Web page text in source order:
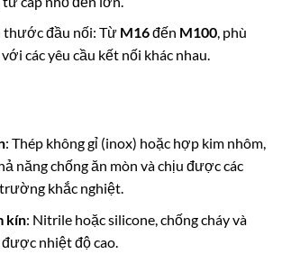
thước đầu nối: Từ M16đến M100, phù
các yêu cầu kết nối khác nhau.
: Thép không gỉ (inox) hoặc hợp kim nhôm,
năng chống ăn mòn và chịu được các
khắc nghiệt.
kín: Nitrile hoặc silicone, chống cháy và
nhiệt độ cao.